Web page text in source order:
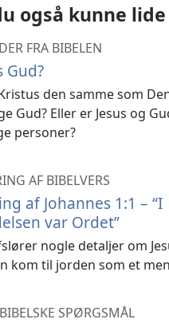
også kunne lide
FRA BIBELEN
Gud?
den samme som
Gud? Eller er Jesus og
personer?
AF BIBELVERS
af Johannes 1:1 – “I
var Ordet”
nogle detaljer om
kom til jorden som et
SPØRGSMÅL